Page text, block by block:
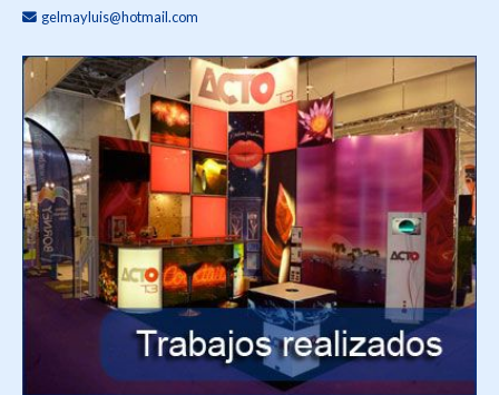
gelmayluis
hotmail.com